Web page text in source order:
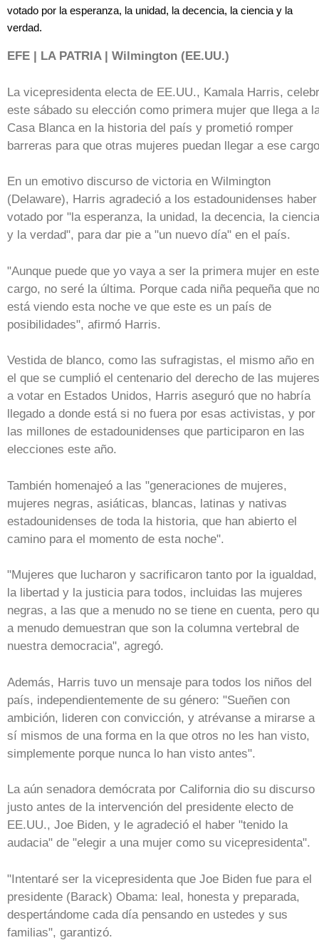
votado por la esperanza, la unidad, la decencia, la ciencia y la
verdad.
EFE | LA PATRIA | Wilmington (EE.UU.)
La vicepresidenta electa de EE.UU., Kamala Harris,
este sábado su elección como primera mujer que llega a
Casa Blanca en la historia del país y prometió romper
barreras para que otras mujeres puedan llegar a ese
En un emotivo discurso de victoria en Wilmington
(Delaware), Harris agradeció a los estadounidenses haber
votado por "la esperanza, la unidad, la decencia, la ciencia
y la verdad", para dar pie a "un nuevo día" en el país.
"Aunque puede que yo vaya a ser la primera mujer en este
cargo, no seré la última. Porque cada niña pequeña que
está viendo esta noche ve que este es un país de
posibilidades", afirmó Harris.
Vestida de blanco, como las sufragistas, el mismo año en
el que se cumplió el centenario del derecho de las mujeres
a votar en Estados Unidos, Harris aseguró que no habría
llegado a donde está si no fuera por esas activistas, y por
las millones de estadounidenses que participaron en las
elecciones este año.
También homenajeó a las "generaciones de mujeres,
mujeres negras, asiáticas, blancas, latinas y nativas
estadounidenses de toda la historia, que han abierto el
camino para el momento de esta noche".
"Mujeres que lucharon y sacrificaron tanto por la igualdad,
la libertad y la justicia para todos, incluidas las mujeres
negras, a las que a menudo no se tiene en cuenta, pero
a menudo demuestran que son la columna vertebral de
nuestra democracia", agregó.
Además, Harris tuvo un mensaje para todos los niños del
país, independientemente de su género: "Sueñen con
ambición, lideren con convicción, y atrévanse a mirarse a
sí mismos de una forma en la que otros no les han visto,
simplemente porque nunca lo han visto antes".
La aún senadora demócrata por California dio su discurso
justo antes de la intervención del presidente electo de
EE.UU., Joe Biden, y le agradeció el haber "tenido la
audacia" de "elegir a una mujer como su vicepresidenta".
"Intentaré ser la vicepresidenta que Joe Biden fue para el
presidente (Barack) Obama: leal, honesta y preparada,
despertándome cada día pensando en ustedes y sus
familias", garantizó.